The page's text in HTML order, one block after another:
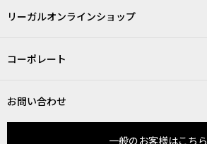
リーガルオンラインショップ
コーポレート
お問い合わせ
一般のお客様はこちら